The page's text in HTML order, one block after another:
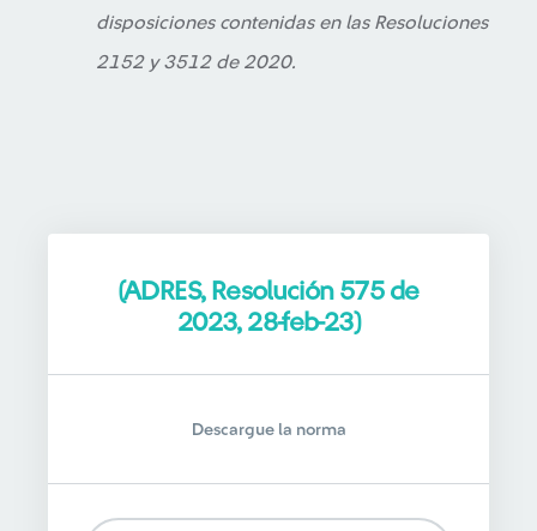
disposiciones contenidas en las Resoluciones
2152 y 3512 de 2020.
(ADRES, Resolución 575 de
2023, 28-feb-23)
Descargue la norma